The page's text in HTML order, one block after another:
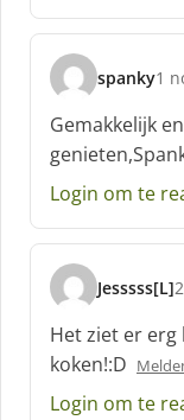
f
spanky
s
c
h
r
e
f
1
Gemakkelijk
Login om te
Jesssss[L]
s
c
h
r
e
Het ziet er erg
koken!:D
Login om te